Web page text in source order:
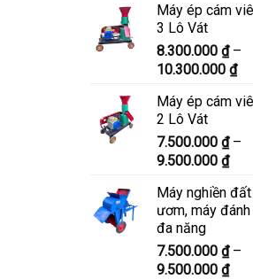
từ
đến
Máy ép cám
3 Lô Vát
8.300.000 ₫ –
10.300.000 ₫
từ
đến
Máy ép cám
2 Lô Vát
7.500.000 ₫ –
9.500.000 ₫
từ
Máy nghiền
ươm, máy
đa năng
7.500.000 ₫ –
9.500.000 ₫